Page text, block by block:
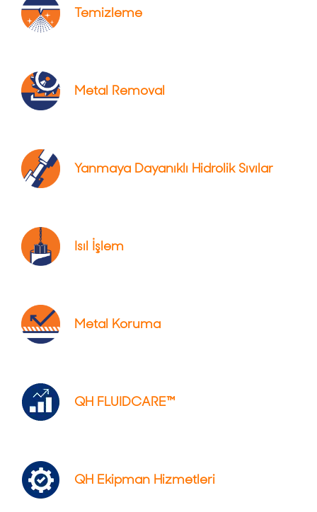
Temizleme
Metal Removal
Yanmaya Dayanıklı Hidrolik Sıvılar
Isıl İşlem
Metal Koruma
QH FLUIDCARE™
QH Ekipman Hizmetleri